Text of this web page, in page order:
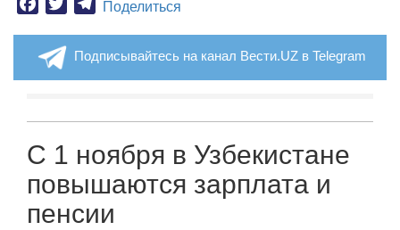
Facebook
TwitterTelegram
Поделиться
Подписывайтесь на канал Вести.UZ в Telegram
С 1 ноября в Узбекистане
повышаются зарплата и
пенсии